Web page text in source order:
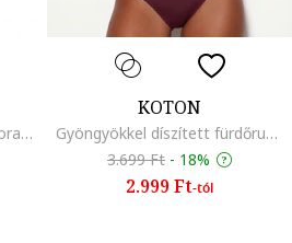
Promocios csomag: Deodorant roll-on izzadasgatlo 50 ml - 87854
KOTON
Gyöngyökkel díszített fürdőruhafelső kivágással, Bordó
3.699 Ft - 18%
2.999 Ft-tól